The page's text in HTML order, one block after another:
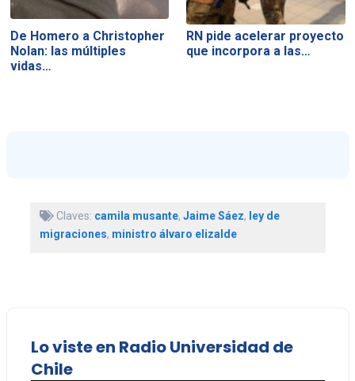
De Homero a Christopher
Nolan: las múltiples
vidas…
RN pide acelerar proyecto
que incorpora a las…
Claves: camila musante, Jaime Sáez, ley de
migraciones, ministro álvaro elizalde
Lo viste en Radio Universidad de
Chile